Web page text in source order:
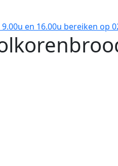
en 16.00u bereiken op